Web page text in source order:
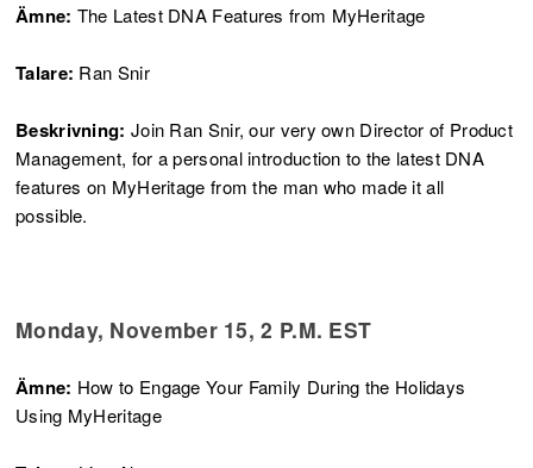
Ämne: The Latest DNA Features from MyHeritage
Talare: Ran Snir
Beskrivning: Join Ran Snir, our very own Director of Product
Management, for a personal introduction to the latest DNA
features on MyHeritage from the man who made it all
possible.
Monday, November 15, 2 P.M. EST
Ämne: How to Engage Your Family During the Holidays
Using MyHeritage